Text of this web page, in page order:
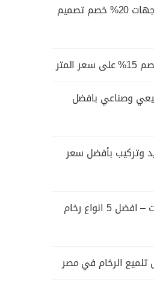
حجر هاشمي احمر للواجهات 20% خصم تصميم
وصناعي بافضل
80 – توريد وتركيب بأفضل سعر
تركيب درج رخام وجرانيت – افضل 5 انواع رخام
الرخام في مصر